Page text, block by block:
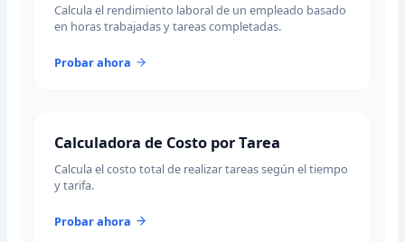
Calcula el rendimiento laboral de un empleado basado
en horas trabajadas y tareas completadas.
Probar ahora
Calculadora de Costo por Tarea
Calcula el costo total de realizar tareas según el tiempo
y tarifa.
Probar ahora